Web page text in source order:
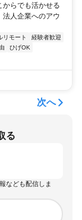
からでも活かせる
法人企業へのアウ
リモート
経験者歓迎
ひげOK
次へ
る
なども配信しま